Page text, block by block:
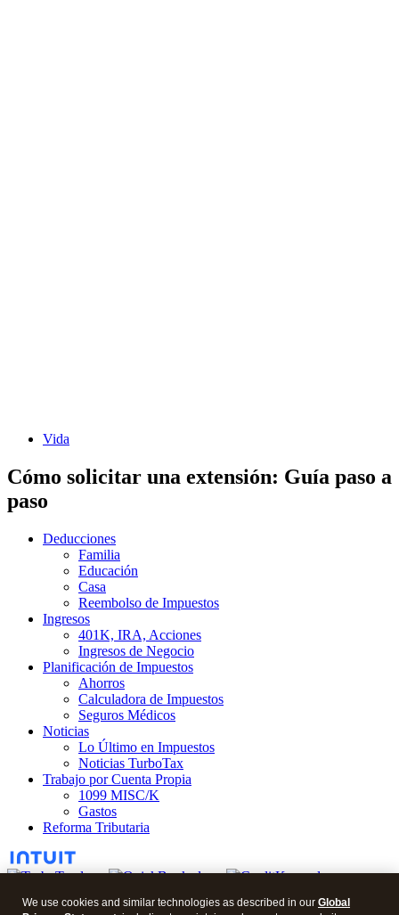
Vida
Cómo solicitar una extensión: Guía paso a
paso
Deducciones
Familia
Educación
Casa
Reembolso de Impuestos
Ingresos
401K, IRA, Acciones
Ingresos de Negocio
Planificación de Impuestos
Ahorros
Calculadora de Impuestos
Seguros Médicos
Noticias
Lo Último en Impuestos
Noticias TurboTax
Trabajo por Cuenta Propia
1099 MISC/K
Gastos
Reforma Tributaria
We use cookies and similar technologies as described in our Global